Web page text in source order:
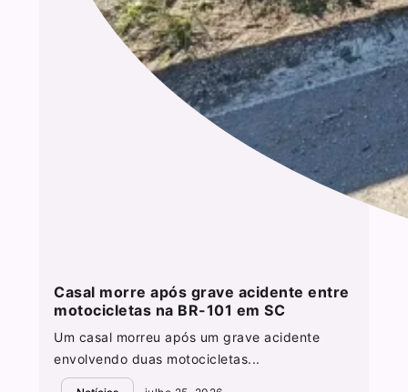
Casal morre após grave acidente entre
motocicletas na BR-101 em SC
Um casal morreu após um grave acidente
envolvendo duas motocicletas...